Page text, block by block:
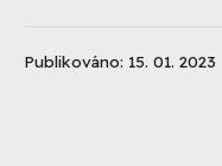
Publikováno: 15. 01. 2023